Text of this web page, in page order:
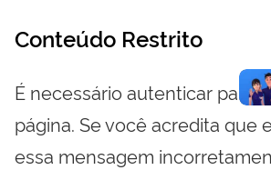
Conteúdo Restrito
É necessário autenticar para
página. Se você acredita que
essa mensagem